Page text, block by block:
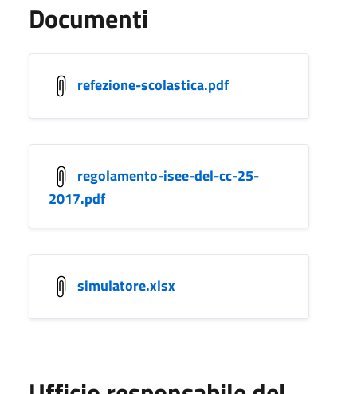
Documenti
refezione-scolastica.pdf
regolamento-isee-del-cc-25-
2017.pdf
simulatore.xlsx